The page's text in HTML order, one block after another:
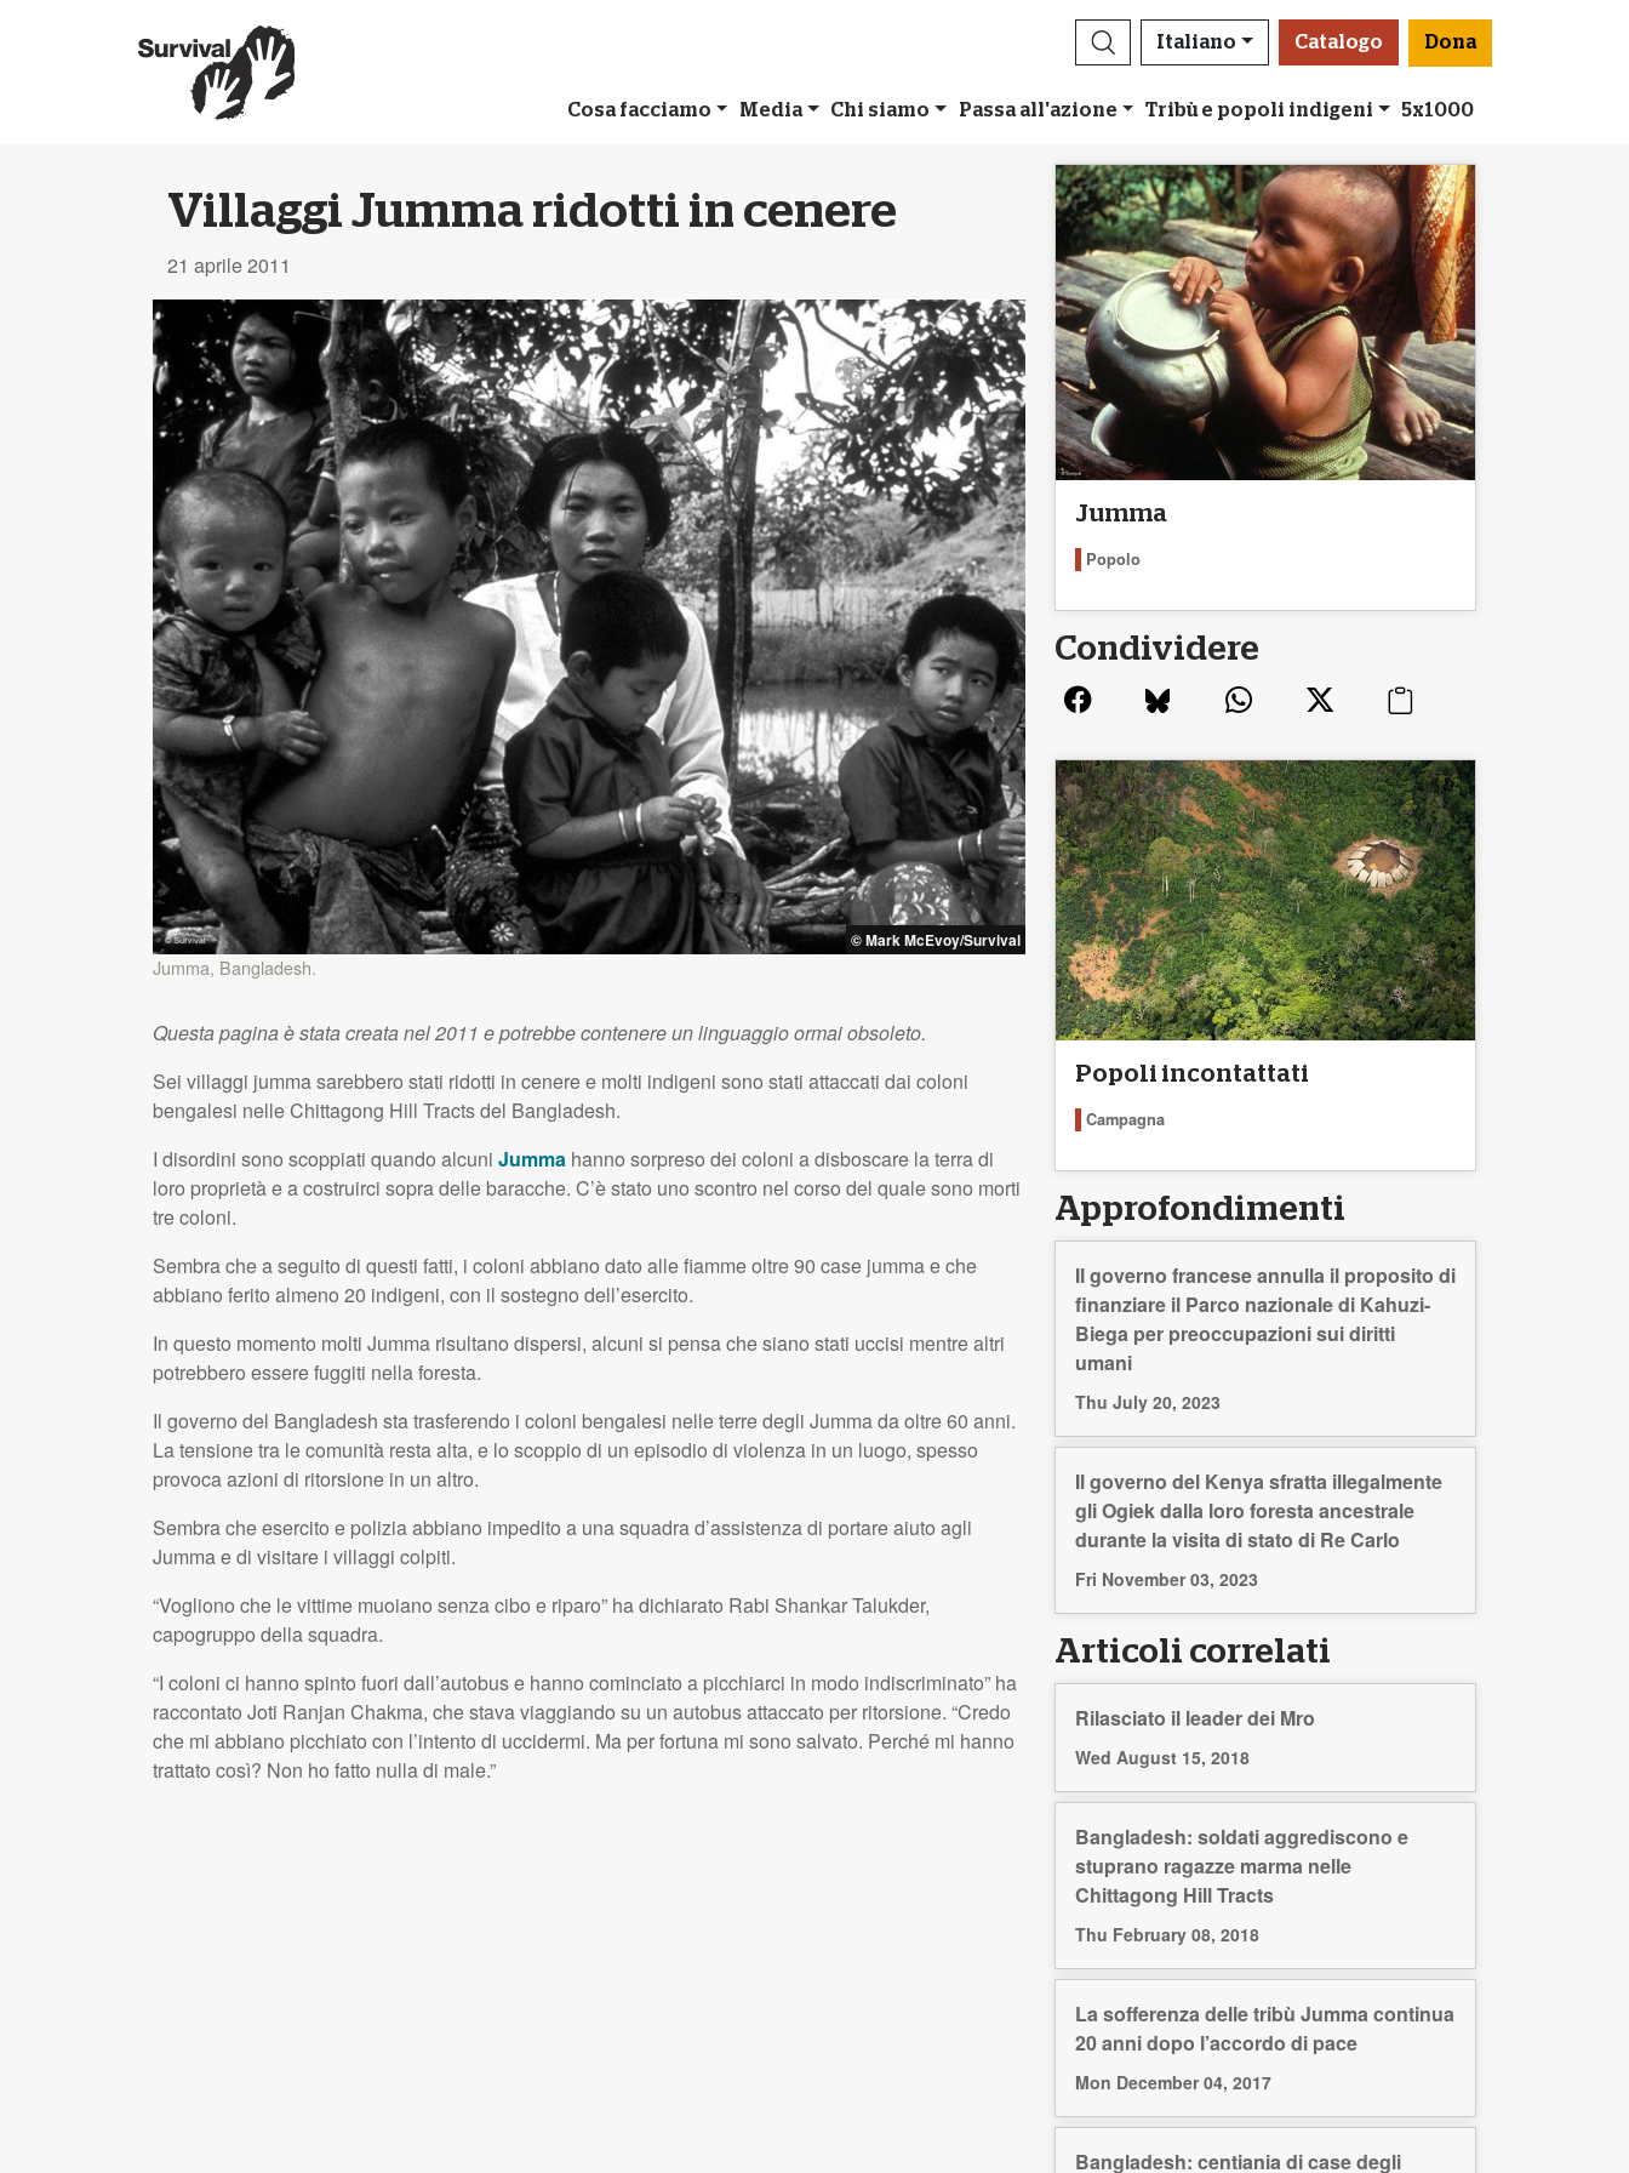
Italiano Catalogo Dona
Cosa facciamo Media Chi siamo Passa all'azione Tribù e popoli indigeni 5x1000
Villaggi Jumma ridotti in cenere
21 aprile 2011
© Mark McEvoy/Survival
Jumma, Bangladesh.
Questa pagina è stata creata nel 2011 e potrebbe contenere un linguaggio ormai obsoleto.
Sei villaggi jumma sarebbero stati ridotti in cenere e molti indigeni sono stati attaccati dai coloni
bengalesi nelle Chittagong Hill Tracts del Bangladesh.
I disordini sono scoppiati quando alcuni Jummahanno sorpreso dei coloni a disboscare la terra di
loro proprietà e a costruirci sopra delle baracche. C’è stato uno scontro nel corso del quale sono morti
tre coloni.
Sembra che a seguito di questi fatti, i coloni abbiano dato alle fiamme oltre 90 case jumma e che
abbiano ferito almeno 20 indigeni, con il sostegno dell’esercito.
In questo momento molti Jumma risultano dispersi, alcuni si pensa che siano stati uccisi mentre altri
potrebbero essere fuggiti nella foresta.
Il governo del Bangladesh sta trasferendo i coloni bengalesi nelle terre degli Jumma da oltre 60 anni.
La tensione tra le comunità resta alta, e lo scoppio di un episodio di violenza in un luogo, spesso
provoca azioni di ritorsione in un altro.
Sembra che esercito e polizia abbiano impedito a una squadra d’assistenza di portare aiuto agli
Jumma e di visitare i villaggi colpiti.
“Vogliono che le vittime muoiano senza cibo e riparo” ha dichiarato Rabi Shankar Talukder,
capogruppo della squadra.
“I coloni ci hanno spinto fuori dall’autobus e hanno cominciato a picchiarci in modo indiscriminato” ha
raccontato Joti Ranjan Chakma, che stava viaggiando su un autobus attaccato per ritorsione. “Credo
che mi abbiano picchiato con l’intento di uccidermi. Ma per fortuna mi sono salvato. Perché mi hanno
trattato così? Non ho fatto nulla di male.”
Jumma
Popolo
Condividere
Popoli incontattati
Campagna
Approfondimenti
Il governo francese annulla il proposito di
finanziare il Parco nazionale di Kahuzi-
Biega per preoccupazioni sui diritti
umani
Thu July 20, 2023
Il governo del Kenya sfratta illegalmente
gli Ogiek dalla loro foresta ancestrale
durante la visita di stato di Re Carlo
Fri November 03, 2023
Articoli correlati
Rilasciato il leader dei Mro
Wed August 15, 2018
Bangladesh: soldati aggrediscono e
stuprano ragazze marma nelle
Chittagong Hill Tracts
Thu February 08, 2018
La sofferenza delle tribù Jumma continua
20 anni dopo l’accordo di pace
Mon December 04, 2017
Bangladesh: centiania di case degli